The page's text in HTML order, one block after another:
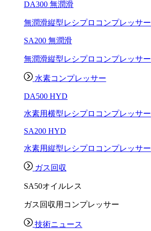
DA300 無潤滑
無潤滑縦型レシプロコンプレッサー
SA200 無潤滑
無潤滑縦型レシプロコンプレッサー
水素コンプレッサー
DA500 HYD
水素用横型レシプロコンプレッサー
SA200 HYD
水素用縦型レシプロコンプレッサー
ガス回収
SA50オイルレス
ガス回収用コンプレッサー
技術ニュース